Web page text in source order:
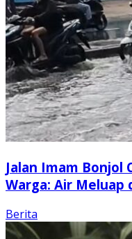
Jalan Imam Bonjol
Warga: Air Meluap
Berita